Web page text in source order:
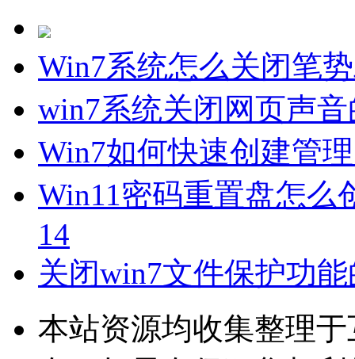
Win7系统怎么关闭笔
win7系统关闭网页声
Win7如何快速创建管
Win11密码重置盘怎么
14
关闭win7文件保护功
本站资源均收集整理